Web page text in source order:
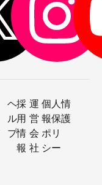
ヘ
ル
プ
採
用
情
報
運
営
会
社
個人情
報保護
ポリ
シー